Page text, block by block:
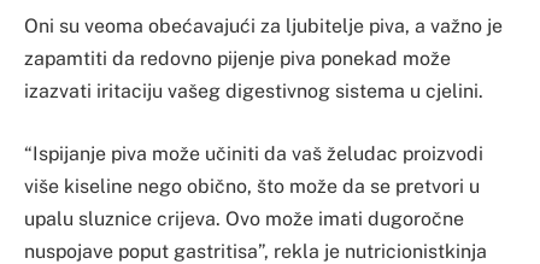
Oni su veoma obećavajući za ljubitelje piva, a važno je
zapamtiti da redovno pijenje piva ponekad može
izazvati iritaciju vašeg digestivnog sistema u cjelini.
“Ispijanje piva može učiniti da vaš želudac proizvodi
više kiseline nego obično, što može da se pretvori u
upalu sluznice crijeva. Ovo može imati dugoročne
nuspojave poput gastritisa”, rekla je nutricionistkinja